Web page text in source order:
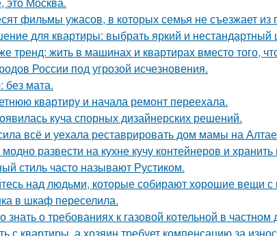
фильмы ужасов, в которых семья не съезжает из
для квартиры: выбрать яркий и нестандартный
тренд: жить в машинах и квартирах вместо того,
России под угрозой исчезновения.
без мата.
квартиру и начала ремонт переехала.
куча спорных дизайнерских решений.
всё и уехала реставрировать дом мамы на
развести на кухне кучу контейнеров и
стиль часто называют Рустиком.
над людьми, которые собирают хорошие вещи с
в шкаф переселила.
знать о требованиях к газовой котельной в